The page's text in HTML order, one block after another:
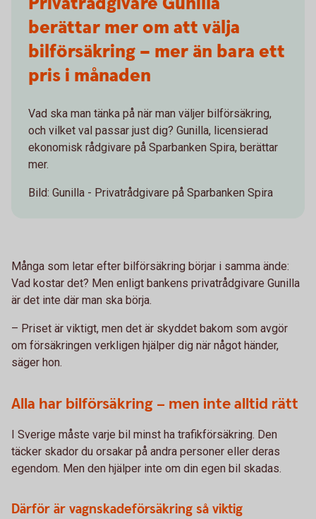
berättar mer om att välja
bilförsäkring – mer än bara ett
pris i månaden
Vad ska man tänka på när man väljer bilförsäkring,
och vilket val passar just dig? Gunilla, licensierad
ekonomisk rådgivare på Sparbanken Spira, berättar
mer.
Bild: Gunilla - Privatrådgivare på Sparbanken Spira
Många som letar efter bilförsäkring börjar i samma ände:
Vad kostar det? Men enligt bankens privatrådgivare Gunilla
är det inte där man ska börja.
– Priset är viktigt, men det är skyddet bakom som avgör
om försäkringen verkligen hjälper dig när något händer,
säger hon.
Alla har bilförsäkring – men inte alltid rätt
I Sverige måste varje bil minst ha trafikförsäkring. Den
täcker skador du orsakar på andra personer eller deras
egendom. Men den hjälper inte om din egen bil skadas.
Därför är vagnskadeförsäkring så viktig